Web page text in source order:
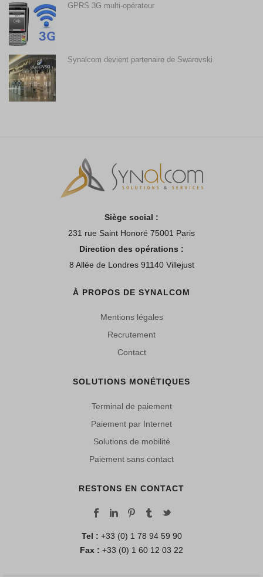
GPRS 3G multi-opérateur
Synalcom devient partenaire de Swarovski
Siège social :
231 rue Saint Honoré 75001 Paris
Direction des opérations :
8 Allée de Londres 91140 Villejust
À PROPOS DE SYNALCOM
Mentions légales
Recrutement
Contact
SOLUTIONS MONÉTIQUES
Terminal de paiement
Paiement par Internet
Solutions de mobilité
Paiement sans contact
RESTONS EN CONTACT
Tel : +33 (0) 1 78 94 59 90
Fax : +33 (0) 1 60 12 03 22